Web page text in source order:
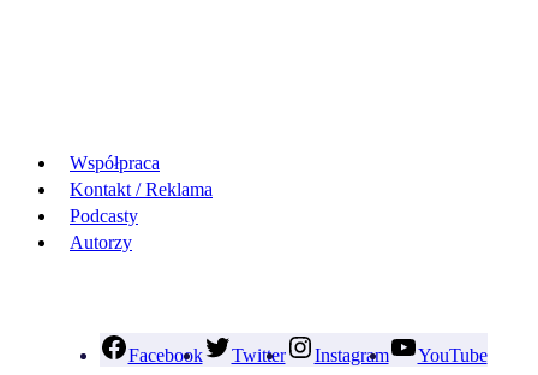
Współpraca
Kontakt / Reklama
Podcasty
Autorzy
Facebook Twitter Instagram YouTube